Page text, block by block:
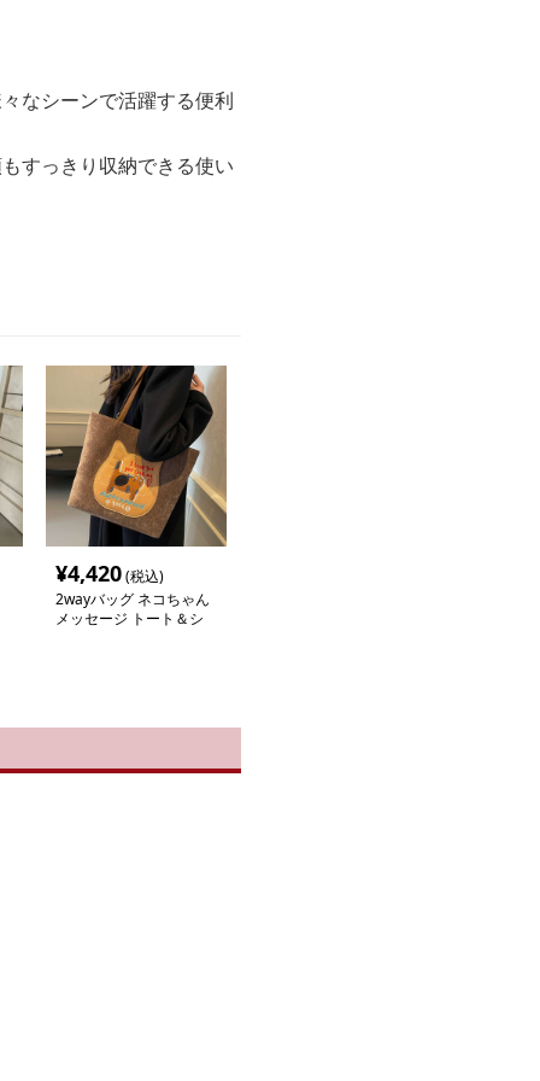
なシーンで活躍する便利
すっきり収納できる使い
¥4,420(税込)
2wayバッグ ネコちゃん
メッセージ トート＆シ